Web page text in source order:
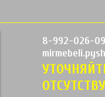
8-992-026-